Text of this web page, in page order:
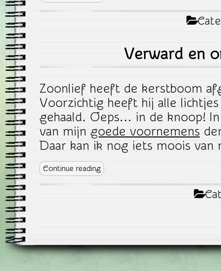
Verward en
Zoonlief heeft de kerstboom
Voorzichtig heeft hij alle
gehaald. Oeps… in de knoop!
van mijn goede voornemens
Daar kan ik nog iets moois van
Continue reading